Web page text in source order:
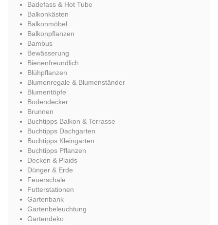
Badefass & Hot Tube
Balkonkästen
Balkonmöbel
Balkonpflanzen
Bambus
Bewässerung
Bienenfreundlich
Blühpflanzen
Blumenregale & Blumenständer
Blumentöpfe
Bodendecker
Brunnen
Buchtipps Balkon & Terrasse
Buchtipps Dachgarten
Buchtipps Kleingarten
Buchtipps Pflanzen
Decken & Plaids
Dünger & Erde
Feuerschale
Futterstationen
Gartenbank
Gartenbeleuchtung
Gartendeko